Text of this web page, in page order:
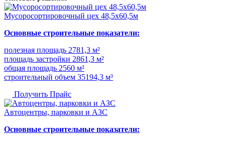
Мусоросортировочный цех 48,5x60,5м
Основные строительные показатели:
полезная площадь 2781,3 м²
площадь застройки 2861,3 м²
общая площадь 2560 м²
строительный объем 35194,3 м³
Получить Прайс
Автоцентры, парковки и АЗС
Основные строительные показатели: